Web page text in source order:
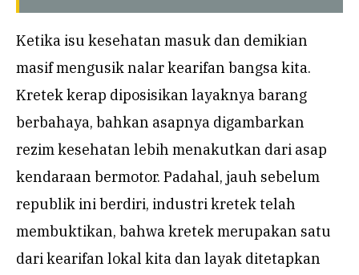
Ketika isu kesehatan masuk dan demikian
masif mengusik nalar kearifan bangsa kita.
Kretek kerap diposisikan layaknya barang
berbahaya, bahkan asapnya digambarkan
rezim kesehatan lebih menakutkan dari asap
kendaraan bermotor. Padahal, jauh sebelum
republik ini berdiri, industri kretek telah
membuktikan, bahwa kretek merupakan satu
dari kearifan lokal kita dan layak ditetapkan